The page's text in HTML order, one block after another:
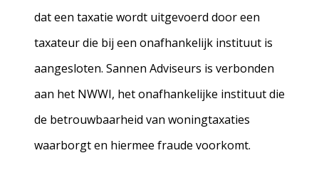
dat een taxatie wordt uitgevoerd door een
taxateur die bij een onafhankelijk instituut is
aangesloten. Sannen Adviseurs is verbonden
aan het NWWI, het onafhankelijke instituut die
de betrouwbaarheid van woningtaxaties
waarborgt en hiermee fraude voorkomt.